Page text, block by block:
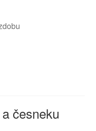
česneku